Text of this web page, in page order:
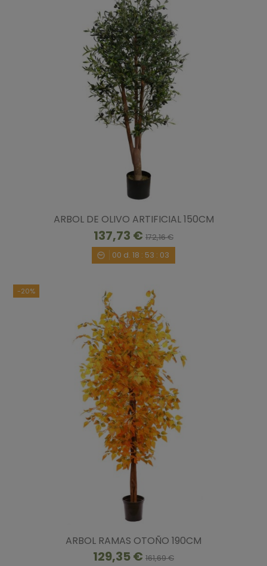
ARBOL DE OLIVO ARTIFICIAL 150CM
137,73 € 172,16 €
00 d. 18 : 53 : 02
-20%
ARBOL RAMAS OTOÑO 190CM
129,35 € 161,69 €